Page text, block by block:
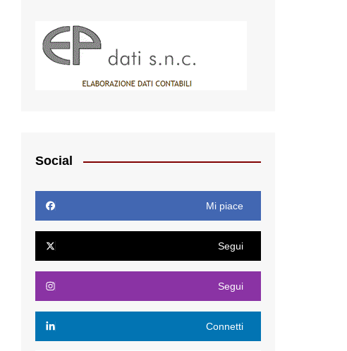
Social
Mi piace
Segui
Segui
Connetti